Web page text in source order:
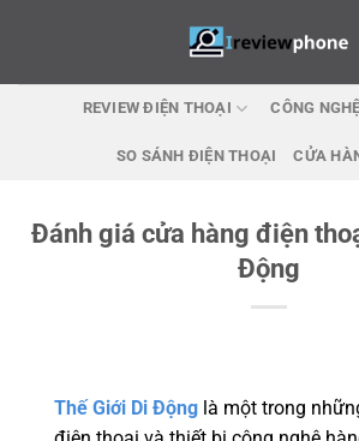
REVIEW ĐIỆN THOẠI CÔNG
SO SÁNH ĐIỆN THOẠI CỬA
Đánh giá cửa hàng điện
Động
Thế Giới Di Động là một trong